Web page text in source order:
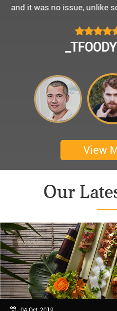
5성급 신식 몽쉐리 크루즈
멀미가 있으신 부모님을
석으로 배치해주시
킹은 부모님께 멋진 추
어머니 환갑을 기념하여
꽃다발과 맛있는 케잌으
셨어요. 어머니께서 큰 감
추억을 만들어 주신 몽
Culbert께 감
Thanks for giving my
I hope you are
Have a
Ngày trải nghiệm:
View
Our